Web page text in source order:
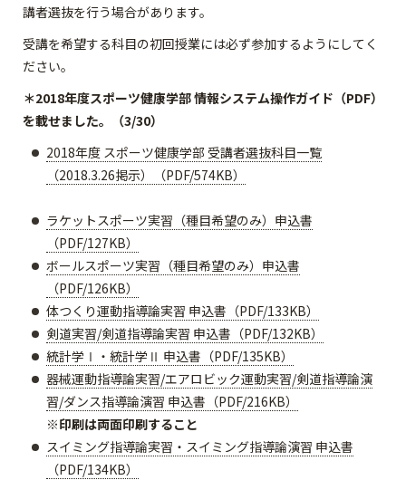
講者選抜を行う場合があります。
受講を希望する科目の初回授業には必ず参加するようにしてく
ださい。
＊2018年度スポーツ健康学部 情報システム操作ガイド（PDF）
を載せました。（3/30）
2018年度 スポーツ健康学部 受講者選抜科目一覧
（2018.3.26掲示）（PDF/574KB）
ラケットスポーツ実習（種目希望のみ）申込書
（PDF/127KB）
ボールスポーツ実習（種目希望のみ）申込書
（PDF/126KB）
体つくり運動指導論実習 申込書（PDF/133KB）
剣道実習/剣道指導論実習 申込書（PDF/132KB）
統計学Ⅰ・統計学Ⅱ 申込書（PDF/135KB）
器械運動指導論実習/エアロビック運動実習/剣道指導論演
習/ダンス指導論演習 申込書（PDF/216KB）
※印刷は両面印刷すること
スイミング指導論実習・スイミング指導論演習 申込書
（PDF/134KB）